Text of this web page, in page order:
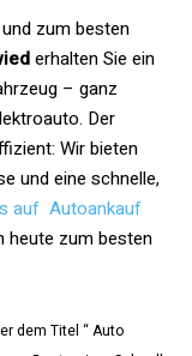
zum besten
erhalten Sie ein
– ganz
Der
Wir bieten
und eine schnelle,
auf Autoankauf
heute zum besten
dem Titel “ Auto